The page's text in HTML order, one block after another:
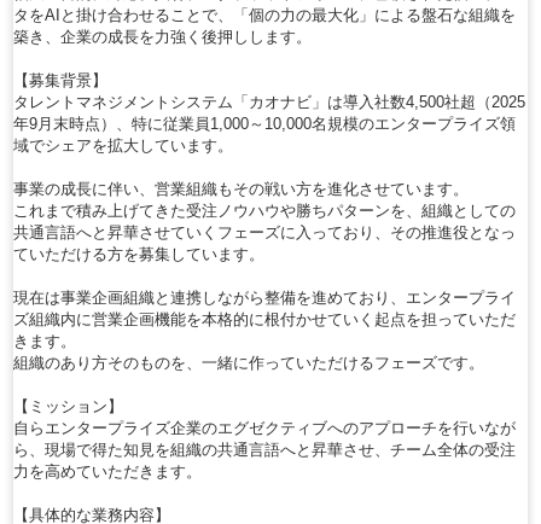
タをAIと掛け合わせることで、「個の力の最大化」による盤石な組織を
築き、企業の成長を力強く後押しします。
【募集背景】
タレントマネジメントシステム「カオナビ」は導入社数4,500社超（2025
年9月末時点）、特に従業員1,000～10,000名規模のエンタープライズ領
域でシェアを拡大しています。
事業の成長に伴い、営業組織もその戦い方を進化させています。
これまで積み上げてきた受注ノウハウや勝ちパターンを、組織としての
共通言語へと昇華させていくフェーズに入っており、その推進役となっ
ていただける方を募集しています。
現在は事業企画組織と連携しながら整備を進めており、エンタープライ
ズ組織内に営業企画機能を本格的に根付かせていく起点を担っていただ
きます。
組織のあり方そのものを、一緒に作っていただけるフェーズです。
【ミッション】
自らエンタープライズ企業のエグゼクティブへのアプローチを行いなが
ら、現場で得た知見を組織の共通言語へと昇華させ、チーム全体の受注
力を高めていただきます。
【具体的な業務内容】